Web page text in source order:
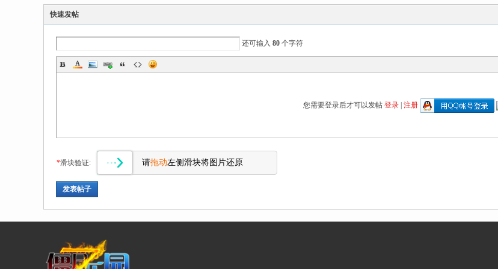
快速发帖
还可输入 80 个字符
您需要登录后才可以发帖 登录| 注册
*滑块验证: 请拖动左侧滑块将图片还原
发表帖子